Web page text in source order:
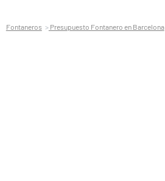
Fontaneros Presupuesto Fontanero en Barcelona